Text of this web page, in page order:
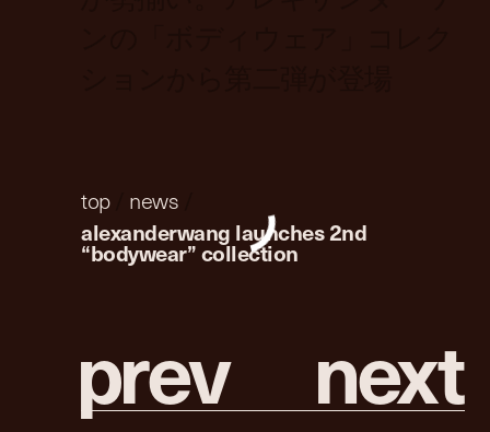
top/ news
alexanderwang launches 2nd
“bodywear” collection
prev next